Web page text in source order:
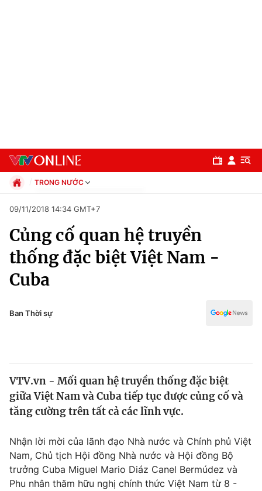
Chuyên mục
Chính trị
Thế giới
Thế giới đó đây
Câu chuyện quốc tế
Kinh tế
Tài chính
Thị trường
Dữ liệu và đời sống
TRONG NƯỚC
Xã hội
Pháp luật
Kinh tế
Thể thao
Truyền hình
Đời sống
09/11/2018 14:34 GMT+7
Củng cố quan hệ truyền
thống đặc biệt Việt Nam -
Cuba
Ban Thời sự
VTV.vn - Mối quan hệ truyền thống đặc biệt
giữa Việt Nam và Cuba tiếp tục được củng cố và
tăng cường trên tất cả các lĩnh vực.
Nhận lời mời của lãnh đạo Nhà nước và Chính phủ Việt
Nam, Chủ tịch Hội đồng Nhà nước và Hội đồng Bộ
trưởng Cuba Miguel Mario Diáz Canel Bermúdez và
Phu nhân thăm hữu nghị chính thức Việt Nam từ 8 -